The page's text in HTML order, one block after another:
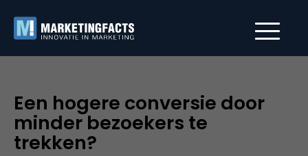
Een hogere conversie door
minder bezoekers te
trekken?